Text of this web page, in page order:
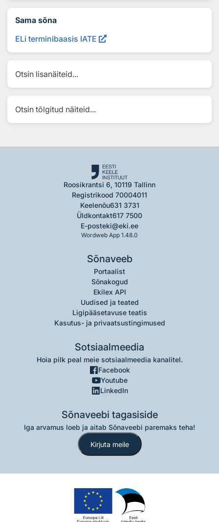
Sama sõna
ELi terminibaasis IATE
Otsin lisanäiteid...
Otsin tõlgitud näiteid...
Roosikrantsi 6, 10119 Tallinn
Registrikood 70004011
Keelenõu631 3731
Üldkontakt617 7500
E-posteki@eki.ee
Wordweb App 1.48.0
Sõnaveeb
Portaalist
Sõnakogud
Ekilex API
Uudised ja teated
Ligipääsetavuse teatis
Kasutus- ja privaatsustingimused
Sotsiaalmeedia
Hoia pilk peal meie sotsiaalmeedia kanalitel.
Facebook
Youtube
LinkedIn
Sõnaveebi tagasiside
Iga arvamus loeb ja aitab Sõnaveebi paremaks teha!
Kirjuta meile